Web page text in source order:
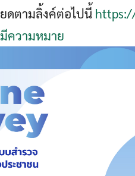
ยดตามลิ้งค์ต่อไปนี้
ความหมาย